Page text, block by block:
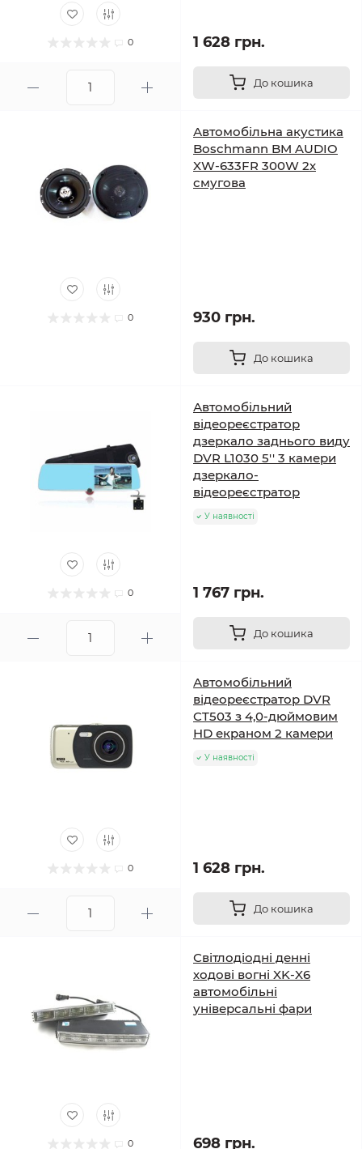
0 1 628 грн.
До кошика
0
Автомобільна акустика
Boschmann BM AUDIO
XW-633FR 300W 2х
смугова
930 грн.
До кошика
0
Автомобільний
відеореєстратор
дзеркало заднього виду
DVR L1030 5'' 3 камери
дзеркало-
відеореєстратор
У наявності
1 767 грн.
До кошика
0
Автомобільний
відеореєстратор DVR
CT503 з 4,0-дюймовим
HD екраном 2 камери
У наявності
1 628 грн.
До кошика
0
Світлодіодні денні
ходові вогні XK-X6
автомобільні
універсальні фари
698 грн.